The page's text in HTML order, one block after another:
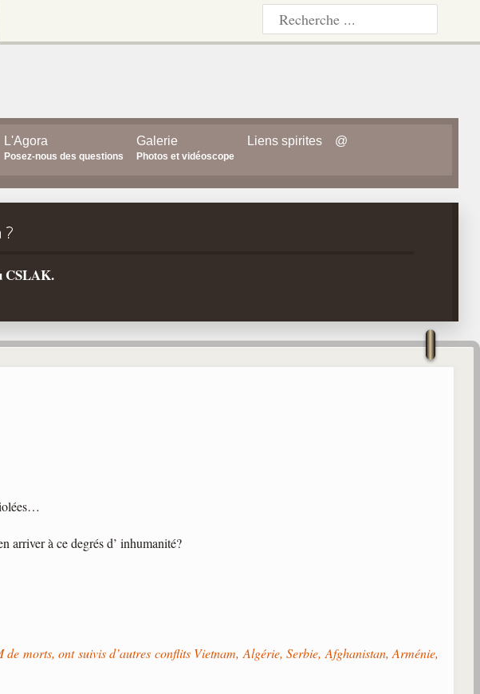
L'Agora
Posez-nous des questions
Galerie
Photos et vidéoscope
Liens spirites @
?
CSLAK.
arriver à ce degrés d’ inhumanité?
morts, ont suivis d’autres conflits Vietnam, Algérie, Serbie, Afghanistan, Arménie,